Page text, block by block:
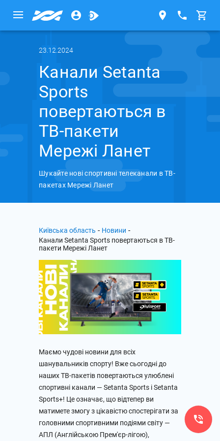
23.12.2024
Канали Setanta
Sports
повертаються в
ТВ-пакети
Мережі Ланет
Шукайте нові спортивні телеканали в ТВ-
пакетах Мережі Ланет
Київська область - Новини -
Канали Setanta Sports повертаються в ТВ-
пакети Мережі Ланет
Маємо чудові новини для всіх
шанувальників спорту! Вже сьогодні до
наших ТВ-пакетів повертаються улюблені
спортивні канали — Setanta Sports і Setanta
Sports+! Це означає, що відтепер ви
матимете змогу з цікавістю спостерігати за
головними спортивними подіями світу —
АПЛ (Англійською Прем'єр-лігою),